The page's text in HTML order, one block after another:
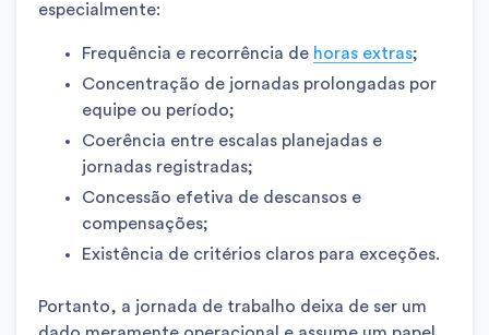
especialmente:
Frequência e recorrência de horas extras;
Concentração de jornadas prolongadas por
equipe ou período;
Coerência entre escalas planejadas e
jornadas registradas;
Concessão efetiva de descansos e
compensações;
Existência de critérios claros para exceções.
Portanto, a jornada de trabalho deixa de ser um